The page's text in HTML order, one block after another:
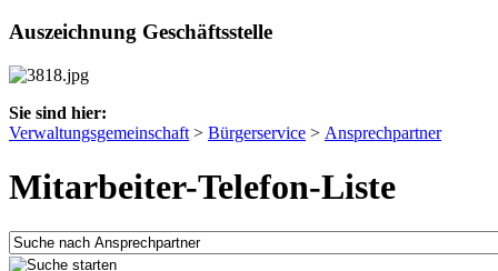
Auszeichnung Geschäftsstelle
Sie sind hier:
Verwaltungsgemeinschaft > Bürgerservice > Ansprechpartner
Mitarbeiter-Telefon-Liste